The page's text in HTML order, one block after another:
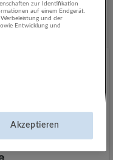
zur Identifikation
auf einem Endgerät.
und der
Entwicklung und
Akzeptieren